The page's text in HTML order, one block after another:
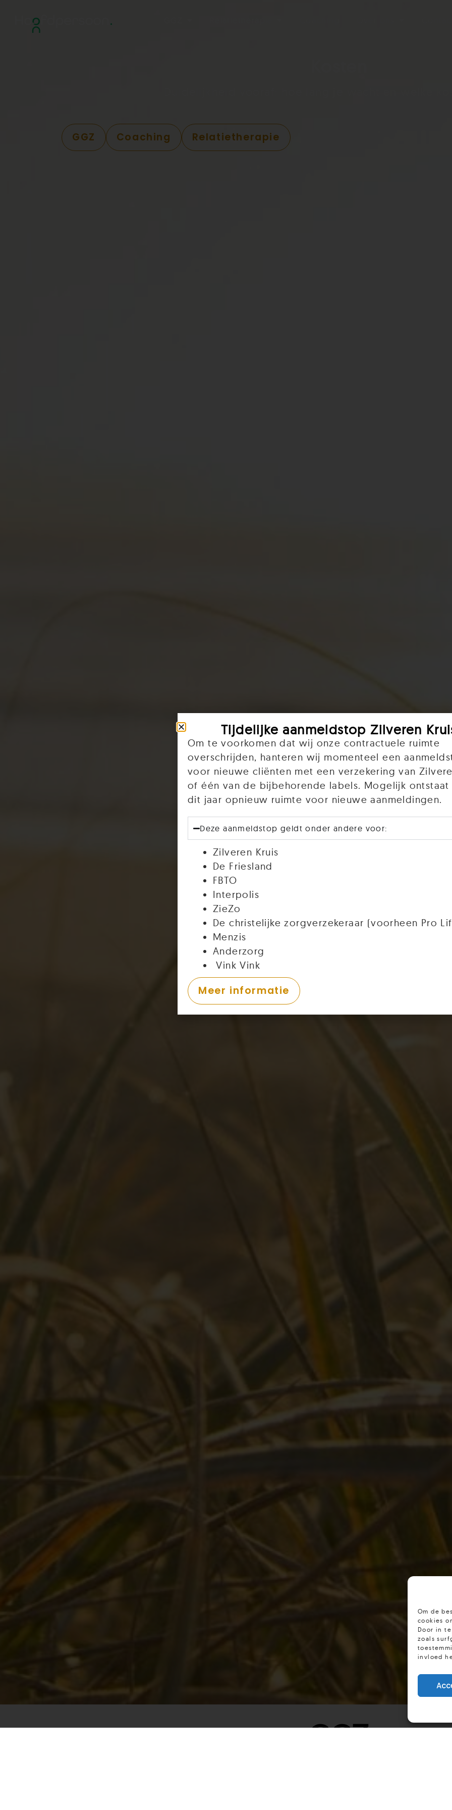
Om de
cookies
Door in
zoals
invloed
GGZ Coaching Relatietherapie
GGZ
Tijdelijke aanmeldstop Zilveren
Om te voorkomen dat wij onze contractuele ruimte
overschrijden, hanteren wij momenteel een
voor nieuwe cliënten met een verzekering van
of één van de bijbehorende labels. Mogelijk
dit jaar opnieuw ruimte voor nieuwe aanmeldingen.
Deze aanmeldstop geldt onder andere voor:
Zilveren Kruis
De Friesland
FBTO
Interpolis
ZieZo
De christelijke zorgverzekeraar (voorheen Pro
Menzis
Anderzorg
Vink Vink
Meer informatie